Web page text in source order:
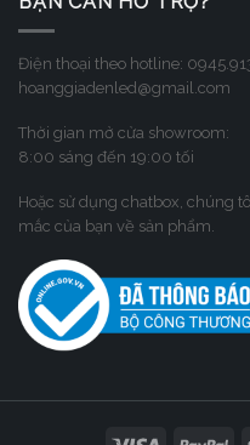
Điện thoại theo hotline:
hoanggiadenled@gmail.com
Thời gian mở cửa showroom:
8:00 sáng đến 19:00 tối
Hoặc sử dụng chatbox, chúng
mắc của bạn về sản phẩm.